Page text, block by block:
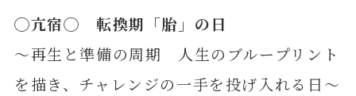
◯亢宿◯ 転換期「胎」の日
～再生と準備の周期 人生のブループリント
を描き、チャレンジの一手を投げ入れる日～